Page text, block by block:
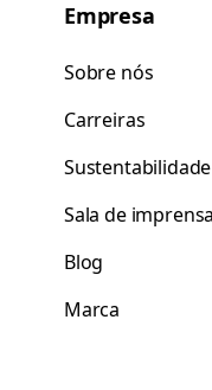
Empresa
Sobre nós
Carreiras
Sala de imprensa
Blog
Marca